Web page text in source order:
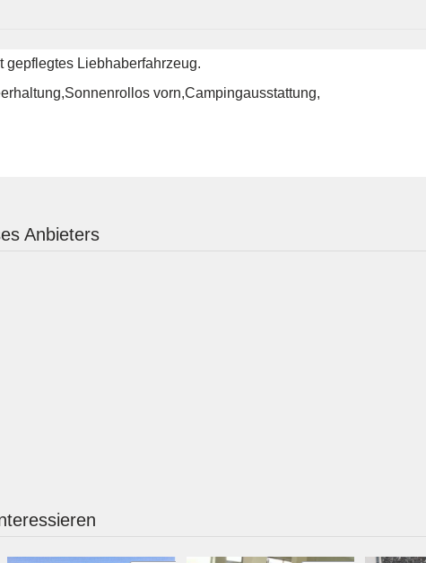
gepflegtes Liebhaberfahrzeug.
vorn,Campingausstattung,
Anbieters